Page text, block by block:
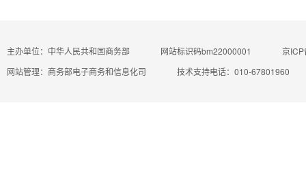
主办单位：中华人民共和国商务部 网站标识码bm22000001
京
网站管理：商务部电子商务和信息化司
技术支持电话：010-67801960